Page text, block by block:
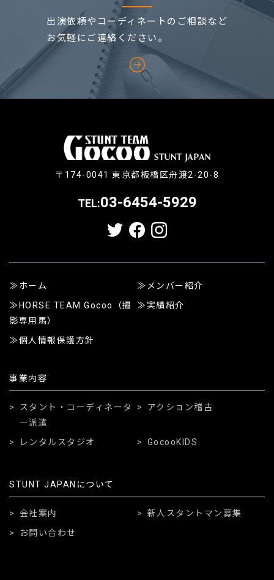
出演依頼やコーディネートのご相談など
お気軽にご連絡ください。
〒174-0041 東京都板橋区舟渡2-20-8
TEL:03-6454-5929
ホーム
メンバー紹介
HORSE TEAM Gocoo（撮
影専用馬）
実績紹介
個人情報保護方針
事業内容
スタント・コーディネータ
ー派遣
アクション稽古
レンタルスタジオ GocooKIDS
STUNT JAPANについて
会社案内
新人スタントマン募集
お問い合わせ